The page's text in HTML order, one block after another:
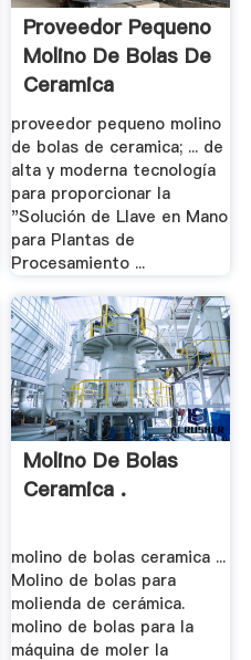
Proveedor Pequeno
Molino De Bolas De
Ceramica
proveedor pequeno molino
de bolas de ceramica; ... de
alta y moderna tecnología
para proporcionar la
"Solución de Llave en Mano
para Plantas de
Procesamiento ...
Molino De Bolas
Ceramica .
molino de bolas ceramica ...
Molino de bolas para
molienda de cerámica.
molino de bolas para la
máquina de moler la